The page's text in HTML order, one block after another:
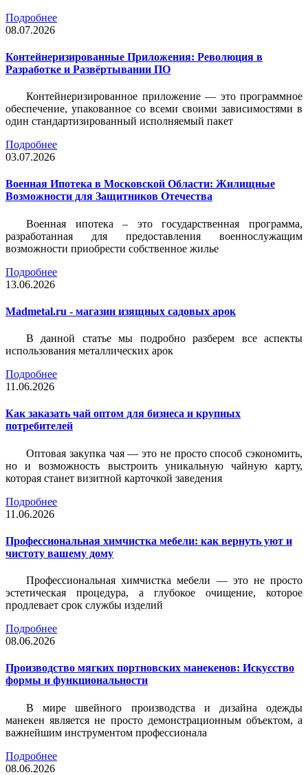
Подробнее
08.07.2026
Контейнеризированные Приложения: Революция в
Разработке и Развёртывании ПО
Контейнеризированное приложение — это программное
обеспечение, упакованное со всеми своими зависимостями в
один стандартизированный исполняемый пакет
Подробнее
03.07.2026
Военная Ипотека в Московской Области: Жилищные
Возможности для Защитников Отечества
Военная ипотека – это государственная программа,
разработанная для предоставления военнослужащим
возможности приобрести собственное жилье
Подробнее
13.06.2026
Madmetal.ru - магазин изящных садовых арок
В данной статье мы подробно разберем все аспекты
использования металлических арок
Подробнее
11.06.2026
Как заказать чай оптом для бизнеса и крупных
потребителей
Оптовая закупка чая — это не просто способ сэкономить,
но и возможность выстроить уникальную чайную карту,
которая станет визитной карточкой заведения
Подробнее
11.06.2026
Профессиональная химчистка мебели: как вернуть уют и
чистоту вашему дому
Профессиональная химчистка мебели — это не просто
эстетическая процедура, а глубокое очищение, которое
продлевает срок службы изделий
Подробнее
08.06.2026
Производство мягких портновских манекенов: Искусство
формы и функциональности
В мире швейного производства и дизайна одежды
манекен является не просто демонстрационным объектом, а
важнейшим инструментом профессионала
Подробнее
08.06.2026